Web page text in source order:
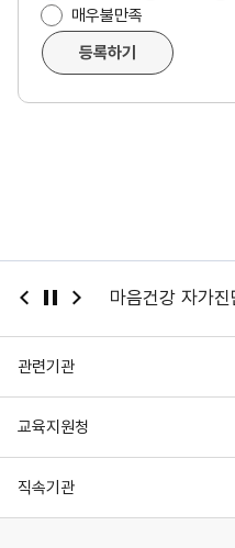
매우불만족
등록하기
시스템 마음건강 자가진
관련기관
교육지원청
직속기관